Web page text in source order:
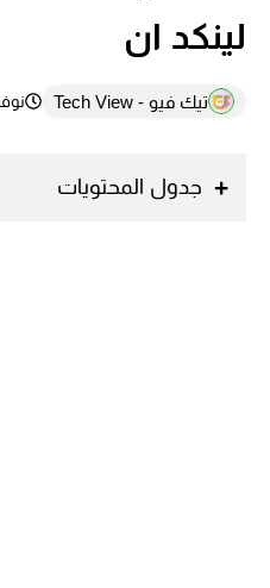
لينكد ان
تيك فيو - Tech View نوفمبر
جدول المحتويات